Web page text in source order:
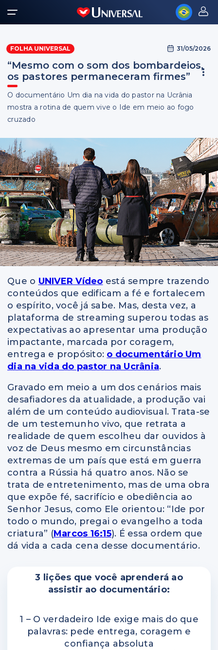
FOLHA UNIVERSAL 31/05/2026
“Mesmo com o som dos bombardeios,
os pastores permaneceram firmes”
O documentário Um dia na vida do pastor na Ucrânia
mostra a rotina de quem vive o Ide em meio ao fogo
cruzado
Que o UNIVER Vídeo está sempre trazendo
conteúdos que edificam a fé e fortalecem
o espírito, você já sabe. Mas, desta vez, a
plataforma de streaming superou todas as
expectativas ao apresentar uma produção
impactante, marcada por coragem,
entrega e propósito: o documentário Um
dia na vida do pastor na Ucrânia.
Gravado em meio a um dos cenários mais
desafiadores da atualidade, a produção vai
além de um conteúdo audiovisual. Trata-se
de um testemunho vivo, que retrata a
realidade de quem escolheu dar ouvidos à
voz de Deus mesmo em circunstâncias
extremas de um país que está em guerra
contra a Rússia há quatro anos. Não se
trata de entretenimento, mas de uma obra
que expõe fé, sacrifício e obediência ao
Senhor Jesus, como Ele orientou: “Ide por
todo o mundo, pregai o evangelho a toda
criatura” (Marcos 16:15). É essa ordem que
dá vida a cada cena desse documentário.
3 lições que você aprenderá ao
assistir ao documentário:
1 – O verdadeiro Ide exige mais do que
palavras: pede entrega, coragem e
confiança absoluta